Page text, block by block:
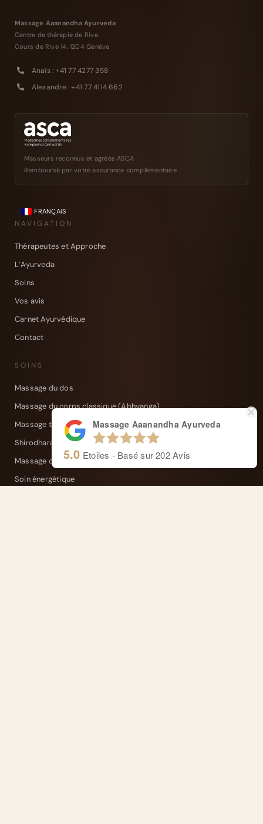
Massage Aaanandha Ayurveda
Centre de thérapie de Rive.
Cours de Rive 14, 1204 Genève
Anaïs : +41 77 4277 358
Alexandre : +41 77 4114 662
Masseurs reconnus et agréés ASCA
Remboursé par votre assurance complémentaire
FRANÇAIS
NAVIGATION
Thérapeutes et Approche
L’Ayurveda
Soins
Vos avis
Carnet Ayurvédique
Contact
SOINS
Massage du dos
Massage du corps classique (Abhyanga)
Massage tête, nuque et épaules
Shirodhara
Massage des pieds
Soin énergétique
Massage Aaanandha Ayurveda
5.0 Etoiles - Basé sur202Avis